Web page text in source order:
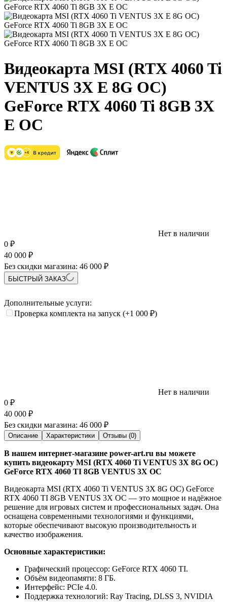
Видеокарта MSI (RTX 4060 Ti
VENTUS 3X E 8G OC)
GeForce RTX 4060 Ti 8GB 3X
E OC
Нет в наличии
0 ₽
40 000 ₽
Без скидки магазина: 46 000 ₽
БЫСТРЫЙ ЗАКАЗ
Дополнительные услуги:
Проверка комплекта на запуск (+1 000 ₽)
Нет в наличии
0 ₽
40 000 ₽
Без скидки магазина: 46 000 ₽
Описание Характеристики Отзывы (0)
В нашем интернет-магазине power-art.ru вы можете
купить видеокарту MSI (RTX 4060 Ti VENTUS 3X 8G OC)
GeForce RTX 4060 TI 8GB VENTUS 3X OC
Видеокарта MSI (RTX 4060 Ti VENTUS 3X 8G OC) GeForce
RTX 4060 TI 8GB VENTUS 3X OC — это мощное и надёжное
решение для игровых систем и профессиональных задач. Она
оснащена современными технологиями и функциями,
которые обеспечивают высокую производительность и
качество изображения.
Основные характеристики:
Графический процессор: GeForce RTX 4060 TI.
Объём видеопамяти: 8 ГБ.
Интерфейс: PCIe 4.0.
Поддержка технологий: Ray Tracing, DLSS 3, NVIDIA